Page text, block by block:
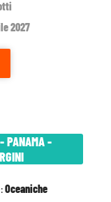
2027
PANAMA -
Oceaniche